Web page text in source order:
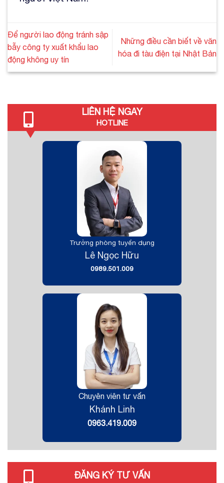
Để người lao động tránh sập
bẫy công ty xuất khẩu lao
động không uy tín
Những điều cần biết về văn
hóa đi tàu điện tại Nhật Bản
LIÊN HỆ NGAY
HOTLINE
Trưởng phòng tuyển dụng
Lê Ngọc Hữu
0989.501.009
Chuyên viên tư vấn
Khánh Linh
0963.419.009
ĐĂNG KÝ TƯ VẤN